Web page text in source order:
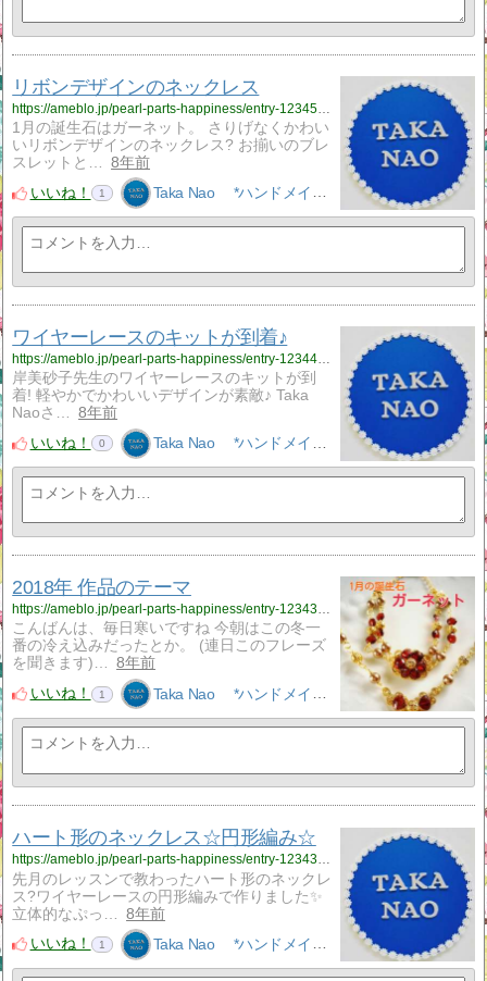
リボンデザインのネックレス
1月の誕生石はガーネット。 さりげなくかわい
いリボンデザインのネックレス? お揃いのブレ
スレットと…
8年前
いいね！
1 Taka Nao *ハンドメイドアクセサリーNao*
ワイヤーレースのキットが到着♪
https://ameblo.jp/pearl-parts-happiness/entry-12344923487.html
岸美砂子先生のワイヤーレースのキットが到
着! 軽やかでかわいいデザインが素敵♪ Taka
Naoさ…
8年前
いいね！
0 Taka Nao *ハンドメイドアクセサリーNao*
2018年 作品のテーマ
https://ameblo.jp/pearl-parts-happiness/entry-12343285589.html
こんばんは、毎日寒いですね 今朝はこの冬一
番の冷え込みだったとか。 (連日このフレーズ
を聞きます)…
8年前
いいね！
1 Taka Nao *ハンドメイドアクセサリーNao*
ハート形のネックレス☆円形編み☆
https://ameblo.jp/pearl-parts-happiness/entry-12343288208.html
先月のレッスンで教わったハート形のネックレ
ス?ワイヤーレースの円形編みで作りました✨
立体的なぷっ…
8年前
いいね！
1 Taka Nao *ハンドメイドアクセサリーNao*